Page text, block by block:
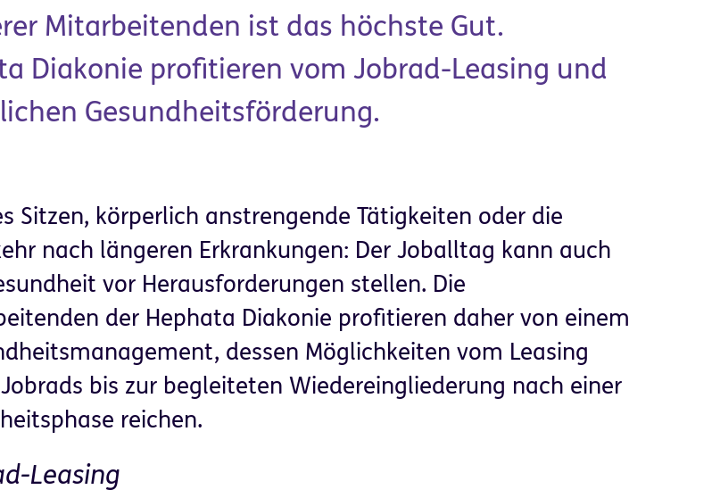
Organisation &
Unternehmen
für
Helfen & Spenden
Mitarbeitenden ist das höchste Gut.
Diakonie profitieren vom Jobrad-Leasing und
Gesundheitsförderung.
Sitzen, körperlich anstrengende Tätigkeiten oder die
nach längeren Erkrankungen: Der Joballtag kann auch
vor Herausforderungen stellen. Die
der Hephata Diakonie profitieren daher von einem
dessen Möglichkeiten vom Leasing
bis zur begleiteten Wiedereingliederung nach einer
reichen.
Leasing